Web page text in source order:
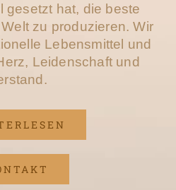
gesetzt hat, die beste
zu produzieren. Wir
Lebensmittel und
Leidenschaft und